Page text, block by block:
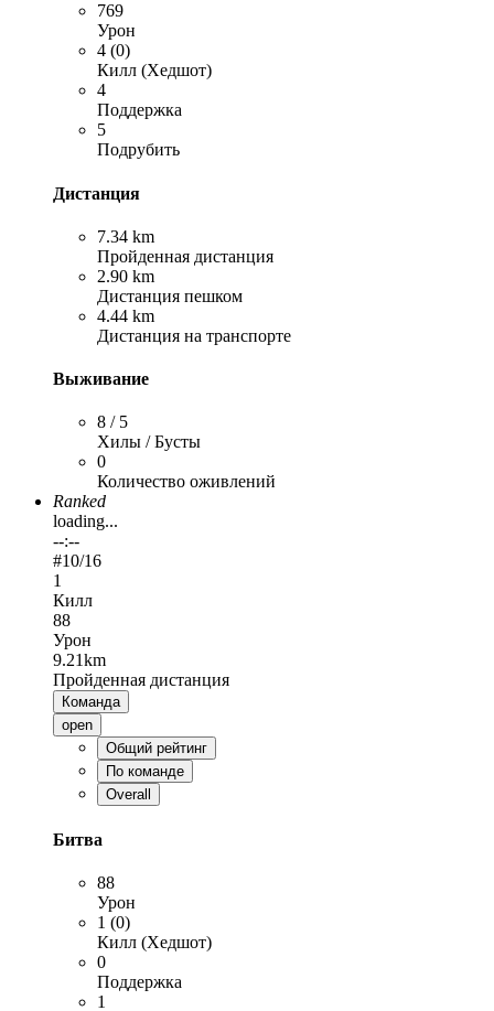
769
Урон
4 (0)
Килл (Хедшот)
4
Поддержка
5
Подрубить
Дистанция
7.34 km
Пройденная дистанция
2.90 km
Дистанция пешком
4.44 km
Дистанция на транспорте
Выживание
8 / 5
Хилы / Бусты
0
Количество оживлений
Ranked
loading...
--:--
#10/16
1
Килл
88
Урон
9.21km
Пройденная дистанция
Команда
open
Общий рейтинг
По команде
Overall
Битва
88
Урон
1 (0)
Килл (Хедшот)
0
Поддержка
1